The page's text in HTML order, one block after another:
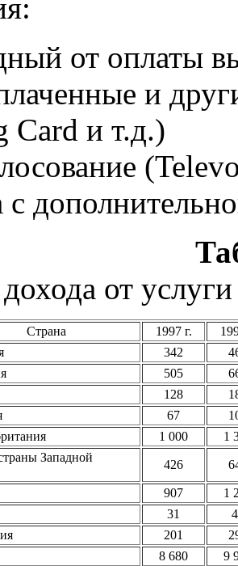
от оплаты
и
Card и т.д.)
с
дохода от
Страна 1997 г.
342
505
128
67
1 000
1
Западной
426
907
1
31
201
8 680 9